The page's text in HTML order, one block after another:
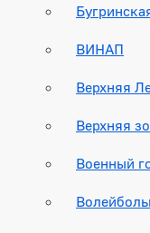
ВИНАП
Верхняя
Верхняя
Военный